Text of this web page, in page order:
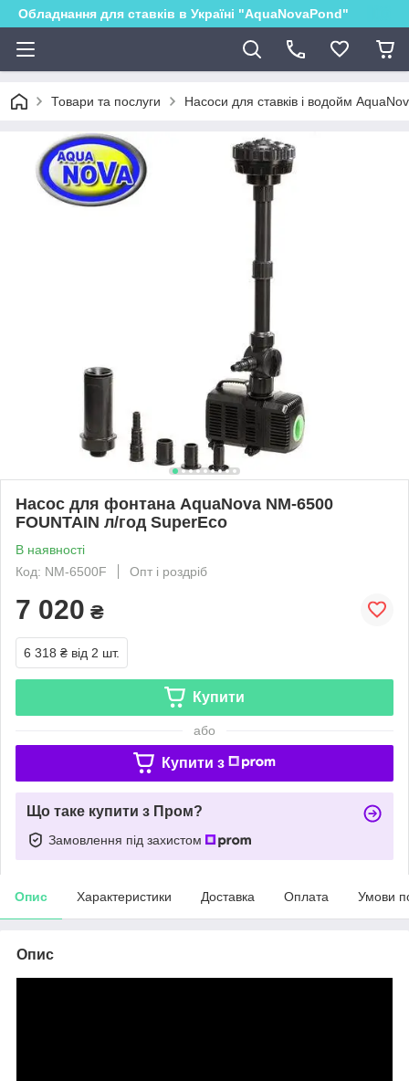
Обладнання для ставків в Україні "AquaNovaPond"
Товари та послуги Насоси для ставків і водойм
Насос для фонтана AquaNova NM-6500
FOUNTAIN л/год SuperEco
В наявності
Код: NM-6500F
Опт і роздріб
7 020 ₴
6 318 ₴ від 2 шт.
Купити
або
Купити з
Що таке купити з Пром?
Замовлення під захистом
Опис Характеристики Доставка Оплата Умови
Опис